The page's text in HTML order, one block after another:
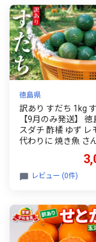
徳島県
訳あり すだち 1kg
【9月のみ発送】
スダチ 酢橘 ゆず レ
代わりに 焼き魚 さ
お酒 に最適 徳島県
5000円 以内
レビュー (0件)